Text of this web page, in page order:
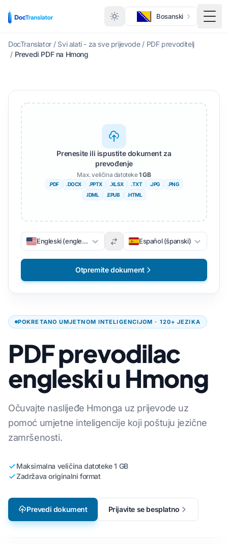
Bosanski
DocTranslator / Svi alati - za sve prijevode / PDF prevoditelj
/ Prevedi PDF na Hmong
POKRETANO UMJETNOM INTELIGENCIJOM · 120+ JEZIKA
PDF prevodilac
engleski u Hmong
Očuvajte naslijeđe Hmonga uz prijevode uz
pomoć umjetne inteligencije koji poštuju jezične
zamršenosti.
Maksimalna veličina datoteke 1 GB
Zadržava originalni format
Prevedi dokument Prijavite se besplatno
Prenesite ili ispustite dokument za
prevođenje
Max. veličina datoteke1 GB
.PDF .DOCX .PPTX .XLSX .TXT .JPG
.PNG
.IDML
.EPUB .HTML
Engleski (engleski) Español (španski)
Otpremite dokument